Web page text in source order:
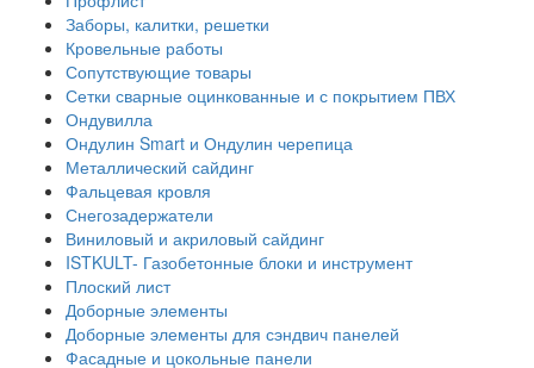
Заборы, калитки, решетки
Кровельные работы
Сопутствующие товары
Сетки сварные оцинкованные и с покрытием ПВХ
Ондувилла
Ондулин Smart и Ондулин черепица
Металлический сайдинг
Фальцевая кровля
Снегозадержатели
Виниловый и акриловый сайдинг
ISTKULT- Газобетонные блоки и инструмент
Плоский лист
Доборные элементы
Доборные элементы для сэндвич панелей
Фасадные и цокольные панели